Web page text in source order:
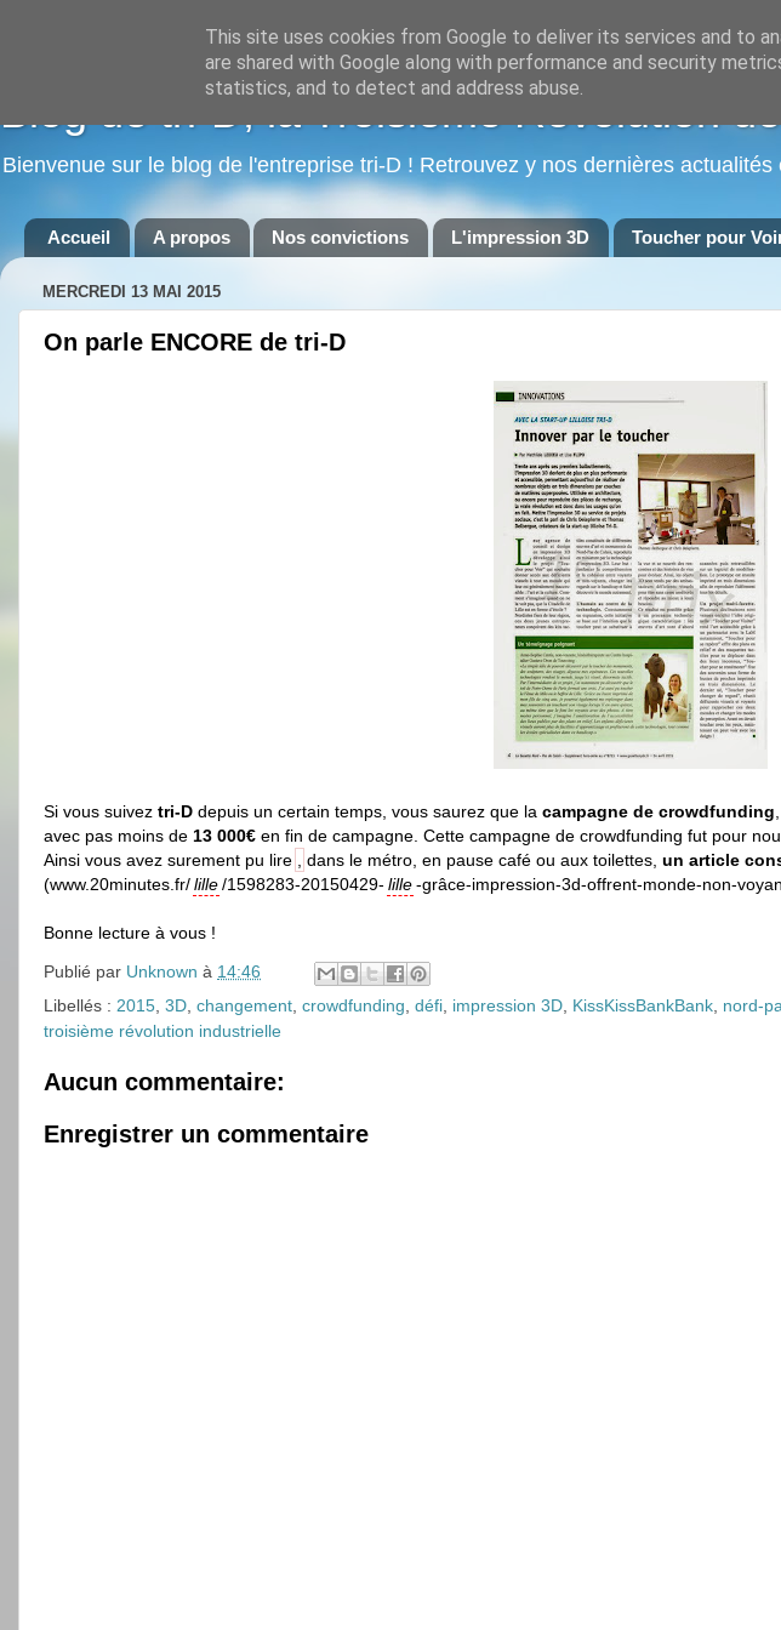
Blog de tri-D, la Troisième Révolution
Bienvenue sur le blog de l'entreprise tri-D ! Retrouvez y nos dernières
Accueil A propos Nos convictions L'impression 3D Toucher pour
MERCREDI 13 MAI 2015
On parle ENCORE de tri-D
Si vous suivez tri-D depuis un certain temps, vous saurez que la campagne de crowdfunding
avec pas moins de 13 000€ en fin de campagne. Cette campagne de crowdfunding fut pour
Ainsi vous avez surement pu lire
dans le métro, en pause café ou aux toilettes, un article
(www.20minutes.fr/lille/1598283-20150429- lille-grâce-impression-3d-offrent-monde-non-
Bonne lecture à vous !
Publié par Unknown à 14:46
Libellés : 2015 3D changement crowdfunding défi impression 3D KissKissBankBank nord-
troisième révolution industrielle
Aucun commentaire:
Enregistrer un commentaire
This site uses cookies from Google to deliver its services and to
are shared with Google along with performance and security
statistics, and to detect and address abuse.